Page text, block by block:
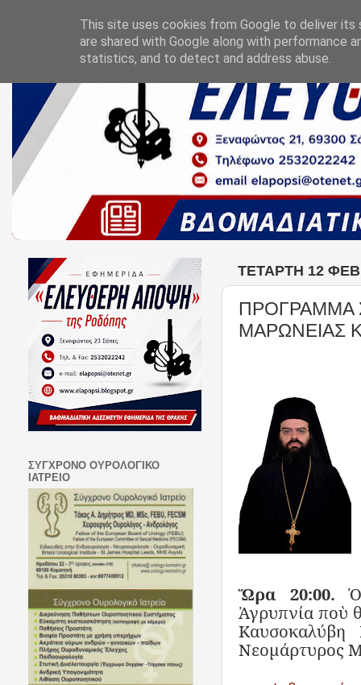
ΤΕΤΆΡΤΗ 12
ΠΡΟΓΡΑΜΜΑ
ΜΑΡΩΝΕΙΑΣ
Ὥρα 20:00.
Ἀγρυπνία ποὺ
Νεομάρτυρος
ΣΥΓΧΡΟΝΟ ΟΥΡΟΛΟΓΙΚΟ
ΙΑΤΡΕΙΟ
This site uses cookies from Google to deliver its
are shared with Google along with performance
statistics, and to detect and address abuse.